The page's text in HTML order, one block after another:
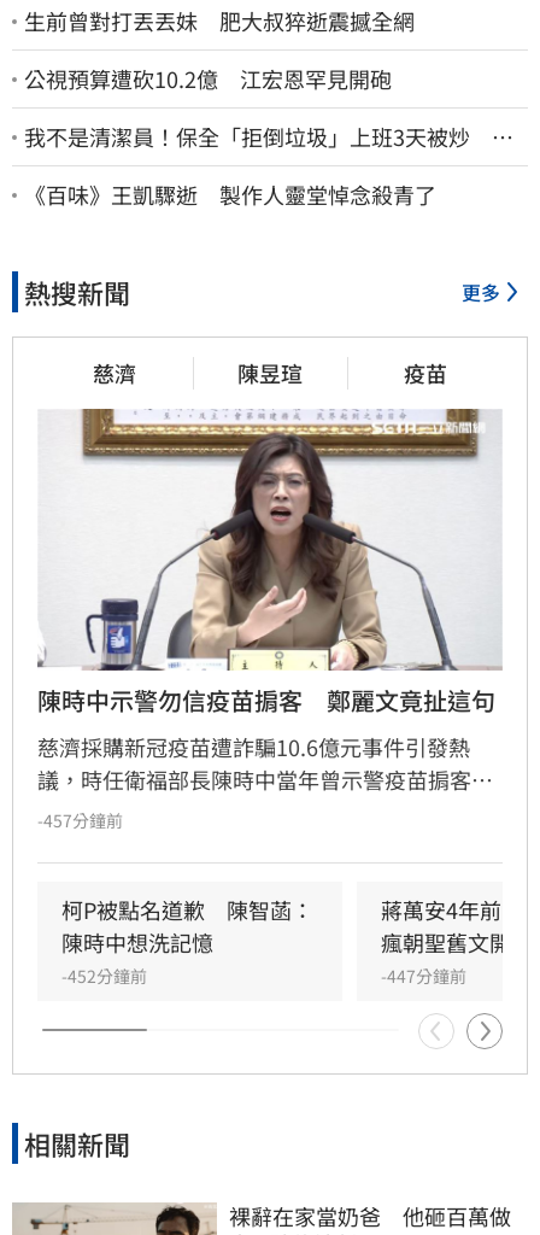
生前曾對打丟丟妹 肥大叔猝逝震撼全網
公視預算遭砍10.2億 江宏恩罕見開砲
我不是清潔員！保全「拒倒垃圾」上班3天被炒 找
法院討公道結果出爐
《百味》王凱驟逝 製作人靈堂悼念殺青了
熱搜新聞 更多
慈濟 陳昱瑄 疫苗
陳時中示警勿信疫苗掮客　鄭麗文竟扯這句
慈濟採購新冠疫苗遭詐騙10.6億元事件引發熱
議，時任衛福部長陳時中當年曾示警疫苗掮客風
險，卻遭藍白陣營猛烈抨擊，如今真相大白引發
中與時任閣揆蘇貞昌當年知情卻未積極逮捕掮
客，應下台並向大眾道歉。鄭麗文強調，即便慈
濟遭詐騙，仍對其貢獻表達感謝
-457分鐘前
柯P被點名道歉　陳智菡：
陳時中想洗記憶
-452分鐘前
蔣萬安4年前嗆
瘋朝聖舊文開酸
-447分鐘前
相關新聞
裸辭在家當奶爸　他砸百萬做